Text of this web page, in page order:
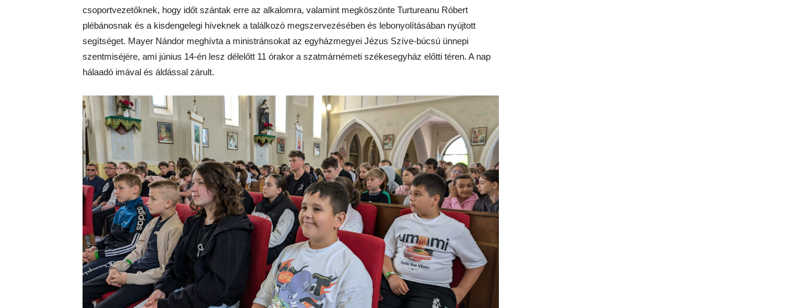
csoportvezetőknek, hogy időt szántak erre az alkalomra, valamint megköszönte Turtureanu Róbert
plébánosnak és a kisdengelegi híveknek a találkozó megszervezésében és lebonyolításában nyújtott
segítséget. Mayer Nándor meghívta a ministránsokat az egyházmegyei Jézus Szíve-búcsú ünnepi
szentmiséjére, ami június 14-én lesz délelőtt 11 órakor a szatmárnémeti székesegyház előtti téren. A nap
hálaadó imával és áldással zárult.